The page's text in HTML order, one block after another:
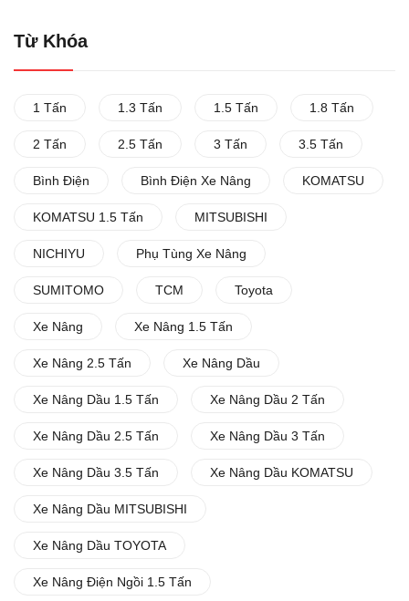
Từ Khóa
1 Tấn 1.3 Tấn 1.5 Tấn 1.8 Tấn
2 Tấn 2.5 Tấn 3 Tấn 3.5 Tấn
Bình Điện Bình Điện Xe Nâng KOMATSU
KOMATSU 1.5 Tấn MITSUBISHI
NICHIYU Phụ Tùng Xe Nâng
SUMITOMO TCM Toyota
Xe Nâng Xe Nâng 1.5 Tấn
Xe Nâng 2.5 Tấn Xe Nâng Dầu
Xe Nâng Dầu 1.5 Tấn Xe Nâng Dầu 2 Tấn
Xe Nâng Dầu 2.5 Tấn Xe Nâng Dầu 3 Tấn
Xe Nâng Dầu 3.5 Tấn Xe Nâng Dầu KOMATSU
Xe Nâng Dầu MITSUBISHI
Xe Nâng Dầu TOYOTA
Xe Nâng Điện Ngồi 1.5 Tấn